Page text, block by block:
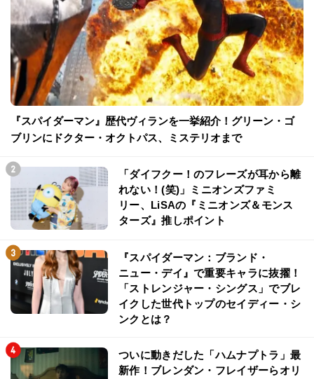
『スパイダーマン』歴代ヴィランを一挙紹介！グリーン・ゴ
ブリンにドクター・オクトパス、ミステリオまで
「ダイフクー！のフレーズが耳から離
れない！(笑)」ミニオンズファミ
リー、LiSAの『ミニオンズ＆モンス
ターズ』推しポイント
『スパイダーマン：ブランド・
ニュー・デイ』で重要キャラに抜擢！
「ストレンジャー・シングス」でブレ
イクした世代トップのセイディー・シ
ンクとは？
ついに動きだした「ハムナプトラ」最
新作！ブレンダン・フレイザーらオリ